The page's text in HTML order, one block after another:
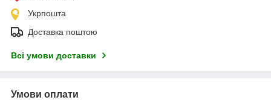
Укрпошта
Доставка поштою
Всі умови доставки
Умови оплати